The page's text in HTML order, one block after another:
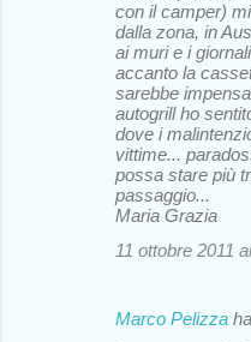
con il camper)
dalla zona, in
ai muri e i
accanto la
sarebbe
autogrill ho
dove i
vittime...
possa stare più
passaggio...
Maria Grazia
11 ottobre 2011
Marco Pelizza